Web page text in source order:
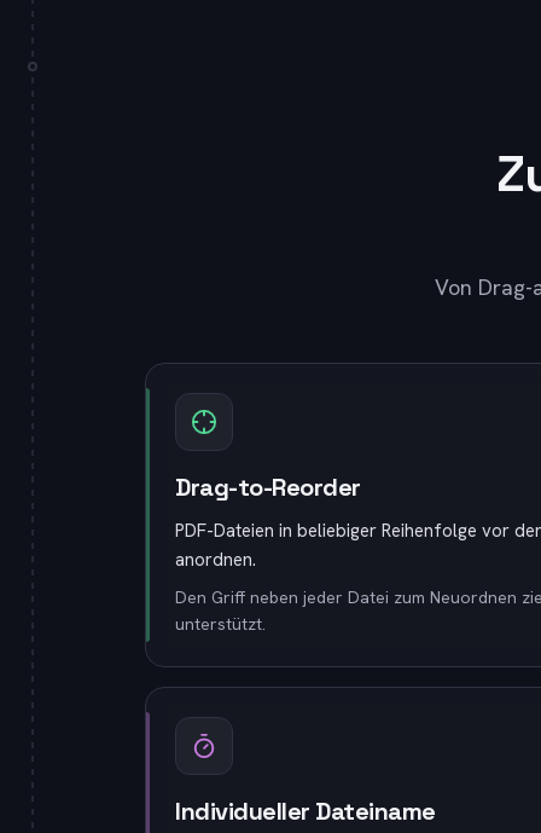
Von Drag-
Drag-to-Reorder
PDF-Dateien in beliebiger Reihenfolge vor
anordnen.
Den Griff neben jeder Datei zum Neuordnen
unterstützt.
Individueller Dateiname